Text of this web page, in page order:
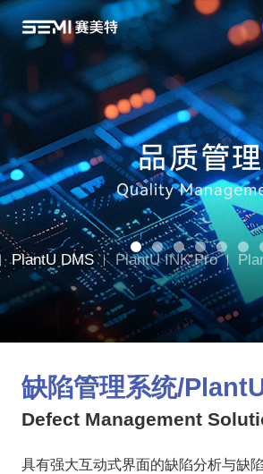
CCMS
PlantU DMS PlantU INK Pro
缺陷管理系统/
Defect Management
具有强大互动式界面的缺陷分析与缺